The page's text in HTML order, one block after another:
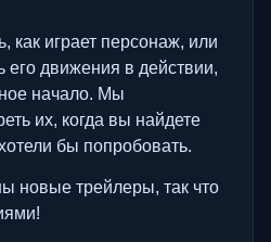
как играет персонаж, или
его движения в действии,
начало. Мы
их, когда вы найдете
бы попробовать.
новые трейлеры, так что